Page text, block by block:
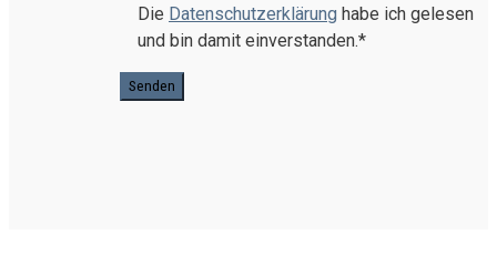
Die Datenschutzerklärung habe ich gelesen
und bin damit einverstanden.*